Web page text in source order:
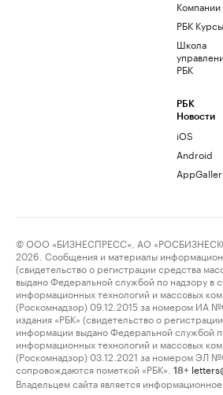
Компании
РБК Курсы
Школа
РБК
РБК
Новости
iOS
Android
© ООО «БИЗНЕСПРЕСС», АО
2026. Сообщения и материалы
(свидетельство о регистрации средства
выдано Федеральной службой по надзору в
информационных технологий и массовых
(Роскомнадзор) 09.12.2015 за номером ИА
издания «РБК» (свидетельство о
информации выдано Федеральной службой
информационных технологий и массовых
(Роскомнадзор) 03.12.2021 за номером ЭЛ
сопровождаются пометкой «РБК».
18+
Владельцем сайта является информационное